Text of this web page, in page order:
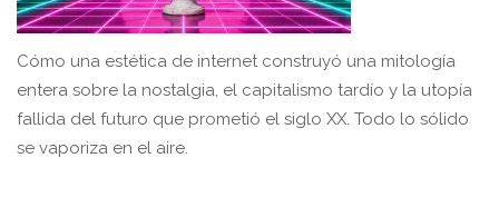
Cómo una estética de internet construyó una mitología
entera sobre la nostalgia, el capitalismo tardío y la utopía
fallida del futuro que prometió el siglo XX. Todo lo sólido
se vaporiza en el aire.